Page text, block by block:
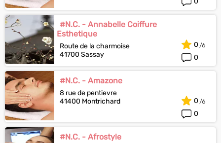
#N.C. - Annabelle Coiffure
Esthetique
Route de la charmoise
41700 Sassay
0
0
#N.C. - Amazone
8 rue de pentievre
41400 Montrichard
0
0
#N.C. - Afrostyle